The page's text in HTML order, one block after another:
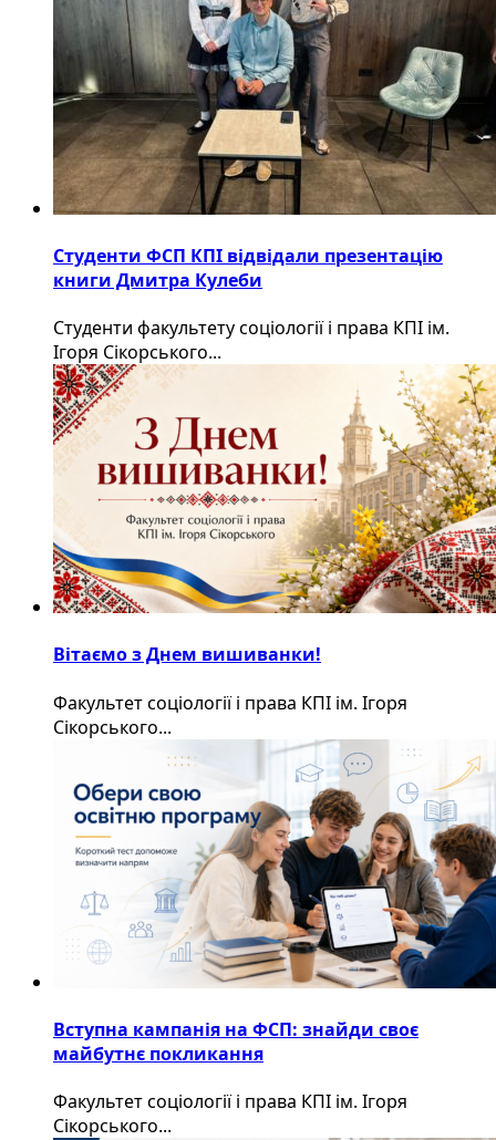
Студенти ФСП КПІ відвідали презентацію
книги Дмитра Кулеби
Студенти факультету соціології і права КПІ ім.
Ігоря Сікорського...
Вітаємо з Днем вишиванки!
Факультет соціології і права КПІ ім. Ігоря
Сікорського...
Вступна кампанія на ФСП: знайди своє
майбутнє покликання
Факультет соціології і права КПІ ім. Ігоря
Сікорського...